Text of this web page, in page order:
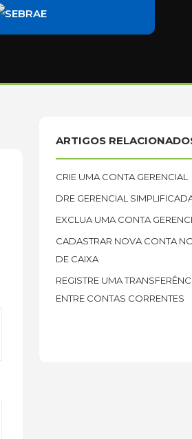
ARTIGOS
CRIE UMA CONTA GERENCIAL
DRE GERENCIAL
EXCLUA UMA CONTA
CADASTRAR NOVA CONTA
DE CAIXA
REGISTRE UMA
ENTRE CONTAS CORRENTES